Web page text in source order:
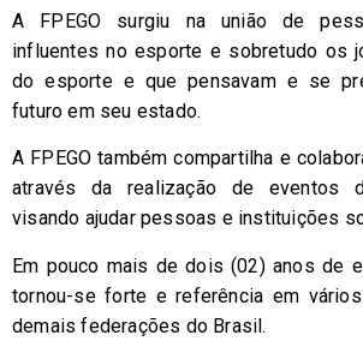
A FPEGO surgiu na união de
influentes no esporte e sobretudo os
do esporte e que pensavam e se
futuro em seu estado.
A FPEGO também compartilha e
através da realização de eventos
visando ajudar pessoas e instituições
Em pouco mais de dois (02) anos de
tornou-se forte e referência em
demais federações do Brasil.